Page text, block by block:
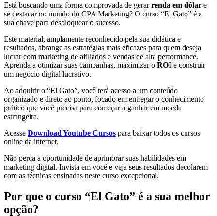
Está buscando uma forma comprovada de gerarrenda em dólar e
se destacar no mundo do CPA Marketing? O curso “El Gato” é a
sua chave para desbloquear o sucesso.
Este material, amplamente reconhecido pela sua didática e
resultados, abrange as estratégias mais eficazes para quem deseja
lucrar com marketing de afiliados e vendas de alta performance.
Aprenda a otimizar suas campanhas, maximizar o ROI e construir
um negócio digital lucrativo.
Ao adquirir o “El Gato”, você terá acesso a um conteúdo
organizado e direto ao ponto, focado em entregar o conhecimento
prático que você precisa para começar a ganhar em moeda
estrangeira.
Acesse Download Youtube Cursos para baixar todos os cursos
online da internet.
Não perca a oportunidade de aprimorar suas habilidades em
marketing digital. Invista em você e veja seus resultados decolarem
com as técnicas ensinadas neste curso excepcional.
Por que o curso “El Gato” é a sua melhor
opção?